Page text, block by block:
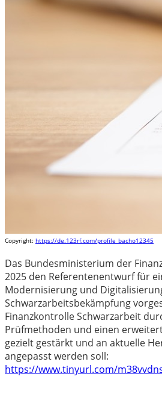
Copyright: https://de.123rf.com/profile_bacho12345
Das Bundesministerium der
2025 den Referentenentwurf für
Modernisierung und
Schwarzarbeitsbekämpfung
Finanzkontrolle Schwarzarbeit
Prüfmethoden und einen
gezielt gestärkt und an aktuelle
angepasst werden soll:
https://www.tinyurl.com/